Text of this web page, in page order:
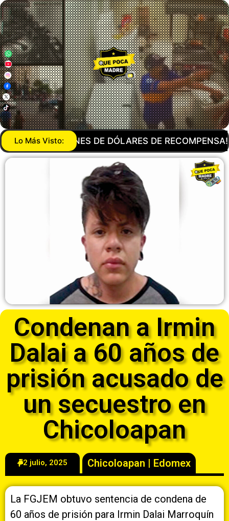
Lo Más Visto:
DÓLARES DE RECOMPENSA! DEA QUIERE
Condenan a Irmin
Dalai a 60 años de
prisión acusado de
un secuestro en
Chicoloapan
2 julio, 2025 Chicoloapan | Edomex
La FGJEM obtuvo sentencia de condena de
60 años de prisión para Irmin Dalai Marroquín